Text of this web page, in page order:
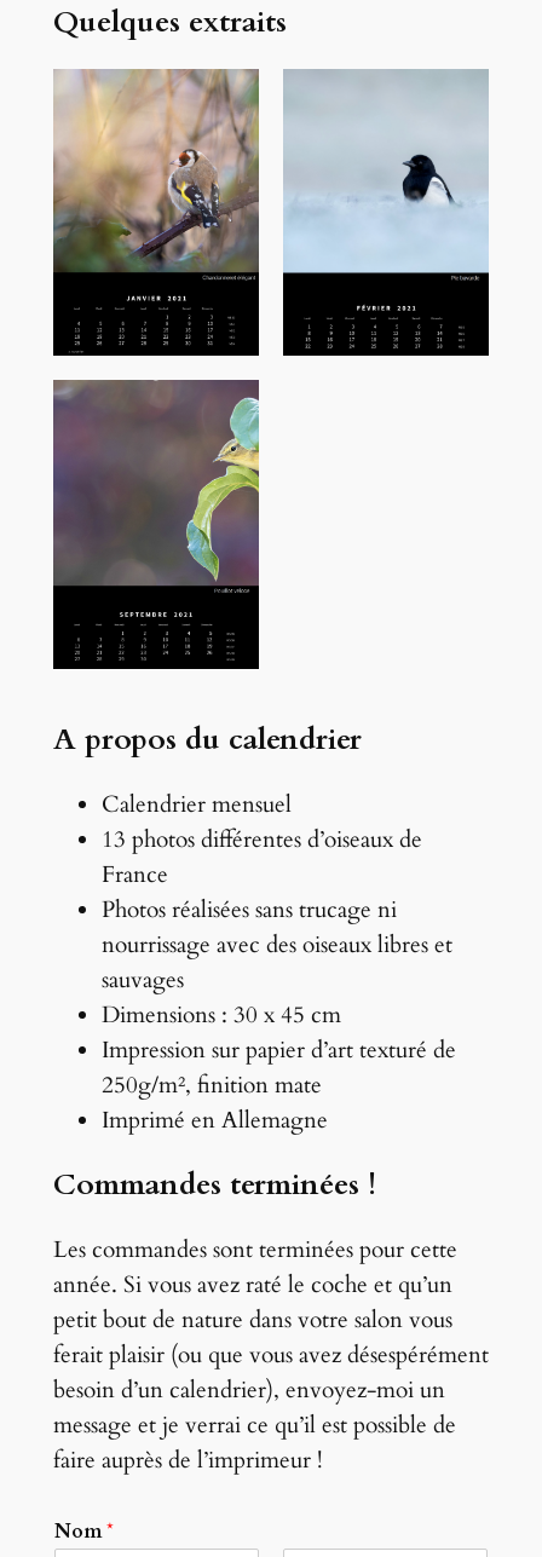
Quelques extraits
A propos du calendrier
Calendrier mensuel
13 photos différentes d’oiseaux de
France
Photos réalisées sans trucage ni
nourrissage avec des oiseaux libres et
sauvages
Dimensions : 30 x 45 cm
Impression sur papier d’art texturé de
250g/m², finition mate
Imprimé en Allemagne
Commandes terminées !
Les commandes sont terminées pour cette
année. Si vous avez raté le coche et qu’un
petit bout de nature dans votre salon vous
ferait plaisir (ou que vous avez désespérément
besoin d’un calendrier), envoyez-moi un
message et je verrai ce qu’il est possible de
faire auprès de l’imprimeur !
Nom*